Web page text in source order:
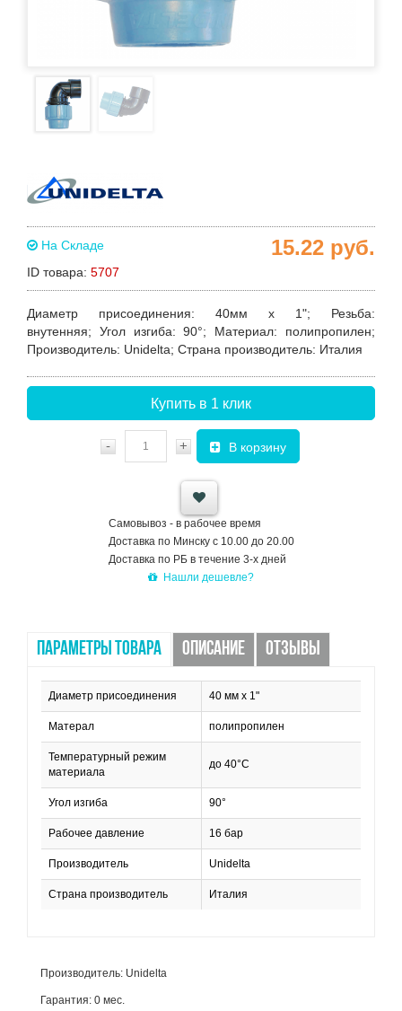
На Складе
ID товара: 5707
15.22 руб.
Диаметр присоединения: 40мм х 1"; Резьба:
внутенняя; Угол изгиба: 90°; Материал: полипропилен;
Производитель: Unidelta; Страна производитель: Италия
Купить в 1 клик
- + В корзину
Самовывоз - в рабочее время
Доставка по Минску с 10.00 до 20.00
Доставка по РБ в течение 3-х дней
Нашли дешевле?
ПАРАМЕТРЫ ТОВАРА ОПИСАНИЕ ОТЗЫВЫ
Диаметр присоединения 40 мм х 1"
Матерал полипропилен
Температурный режим
материала
до 40°С
Угол изгиба 90°
Рабочее давление 16 бар
Производитель Unidelta
Страна производитель Италия
Производитель: Unidelta
Гарантия: 0 мес.